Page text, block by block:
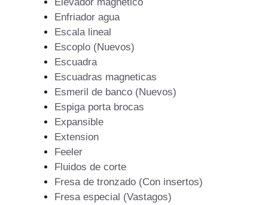
Enfriador agua
Escala lineal
Escoplo (Nuevos)
Escuadra
Escuadras magneticas
Esmeril de banco (Nuevos)
Espiga porta brocas
Expansible
Extension
Feeler
Fluidos de corte
Fresa de tronzado (Con insertos)
Fresa especial (Vastagos)